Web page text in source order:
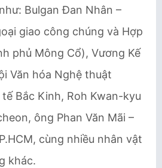
Bulgan Đan Nhân –
giao công chúng và Hợp
phủ Mông Cổ), Vương Kế
Văn hóa Nghệ thuật
Bắc Kinh, Roh Kwan-kyu
ông Phan Văn Mãi –
cùng nhiều nhân vật
khác.